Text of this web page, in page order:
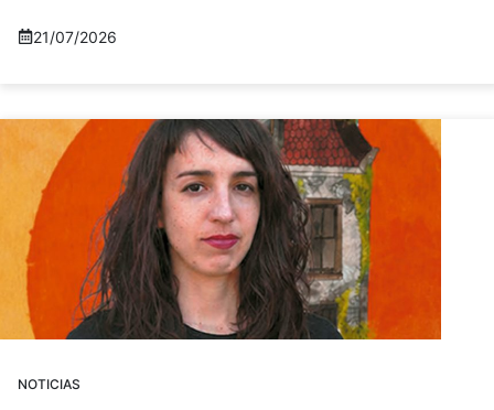
21/07/2026
NOTICIAS